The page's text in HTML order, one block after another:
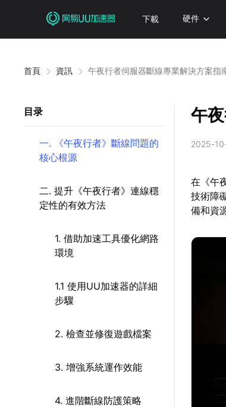
下載 硬件
首頁 資訊 午夜行者伺服器斷線專業解決方案指
目录
一. 《午夜行者》斷線問題的
核心根源
二. 提升《午夜行者》連線穩
定性的有效方法
1. 借助加速工具優化網路
環境
1.1 使用UU加速器的詳細
步驟
2. 檢查並修復遊戲檔案
3. 增強系統運作效能
4. 進階斷線防護策略
午
2025-
在《午
技術障
備和資